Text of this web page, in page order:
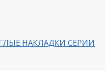
НАКЛАДКИ СЕРИИ